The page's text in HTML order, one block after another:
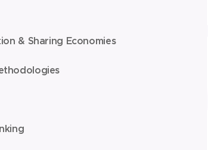
& Sharing Economies